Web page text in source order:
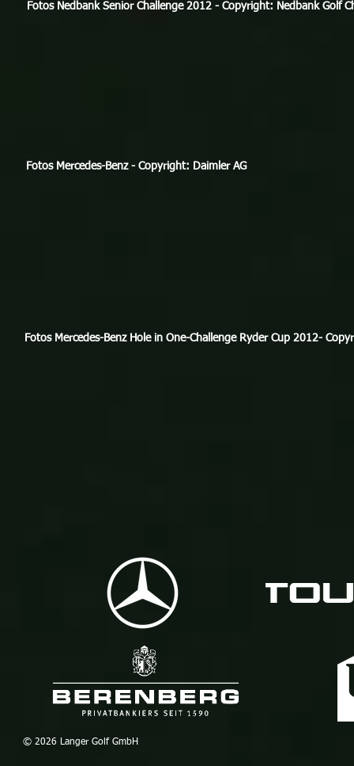
Fotos Nedbank Senior Challenge 2012 - Copyright: Nedbank Golf
Fotos Mercedes-Benz - Copyright: Daimler AG
Fotos Mercedes-Benz Hole in One-Challenge Ryder Cup 2012-
© 2026